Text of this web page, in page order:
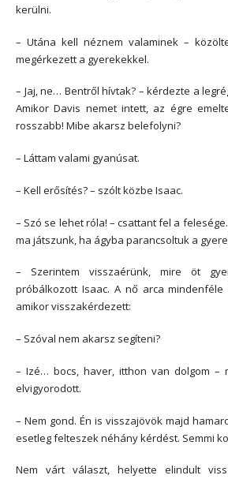
kerülni.
– Utána kell néznem valaminek –
megérkezett a gyerekekkel.
– Jaj, ne… Bentről hívtak? – kérdezte a
Amikor Davis nemet intett, az égre
rosszabb! Mibe akarsz belefolyni?
– Láttam valami gyanúsat.
– Kell erősítés? – szólt közbe Isaac.
– Szó se lehet róla! – csattant fel a
ma játszunk, ha ágyba parancsoltuk a
– Szerintem visszaérünk, mire öt
próbálkozott Isaac. A nő arca
amikor visszakérdezett:
– Szóval nem akarsz segíteni?
– Izé… bocs, haver, itthon van dolgom –
elvigyorodott.
– Nem gond. Én is visszajövök majd
esetleg felteszek néhány kérdést. Semmi
Nem várt választ, helyette elindult